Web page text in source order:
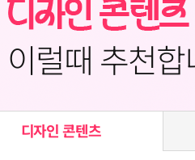
이럴때 추천합
디자인 콘텐츠